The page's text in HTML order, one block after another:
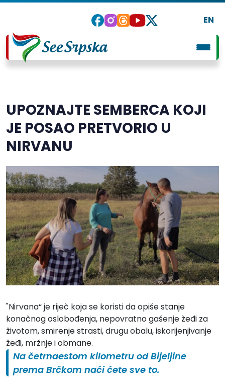
EN
UPOZNAJTE SEMBERCA KOJI
JE POSAO PRETVORIO U
NIRVANU
"Nirvana“ je riječ koja se koristi da opiše stanje
konačnog oslobođenja, nepovratno gašenje žeđi za
životom, smirenje strasti, drugu obalu, iskorijenjivanje
žeđi, mržnje i obmane.
Na četrnaestom kilometru od Bijeljine
prema Brčkom naći ćete sve to.